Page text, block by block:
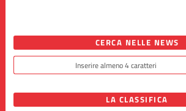
CERCA NELLE NEWS
LA CLASSIFICA